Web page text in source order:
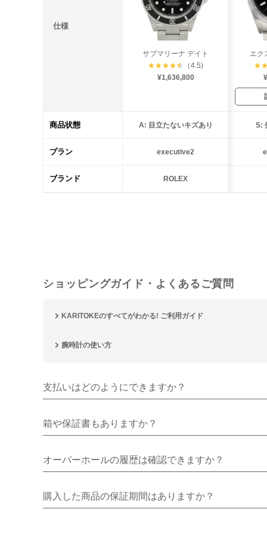
仕様
サブマリーナ デイト
★★★★★
（4.5)
¥1,636,800
エク
★
商品状態 A: 目立たないキズあり S:
プラン executive2
ブランド ROLEX
ショッピングガイド・よくあるご質問
KARITOKEのすべてがわかる! ご利用ガイド
腕時計の使い方
支払いはどのようにできますか？
箱や保証書もありますか？
オーバーホールの履歴は確認できますか？
購入した商品の保証期間はありますか？